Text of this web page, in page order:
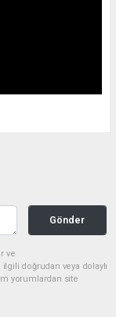
Gönder
ve
doğrudan veya dolaylı
yorumlardan site